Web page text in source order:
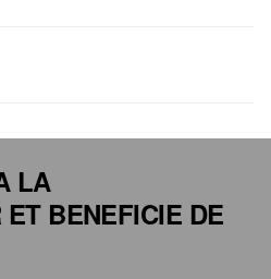
LA
BENEFICIE DE